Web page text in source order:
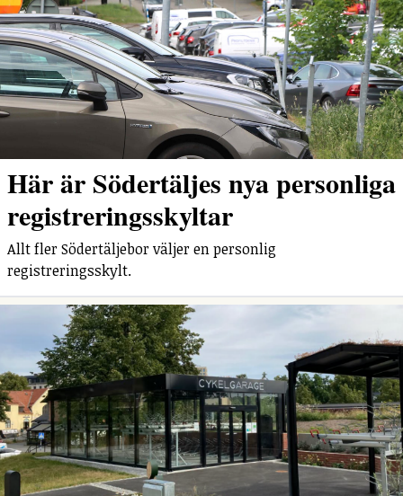
Här är Södertäljes nya personliga
registreringsskyltar
Allt fler Södertäljebor väljer en personlig
registreringsskylt.